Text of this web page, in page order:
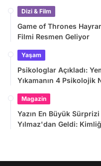
Dizi & Film
Game of Thrones
Filmi Resmen Geliyor
Yaşam
Psikologlar Açıkladı:
Yıkamanın 4 Psikolojik
Magazin
Yazın En Büyük
Yılmaz'dan Geldi: